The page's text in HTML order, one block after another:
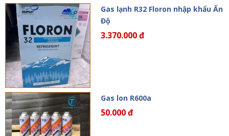
Gas lạnh R32 Floron nhập khẩu Ấn
Độ
3.370.000 đ
Gas lon R600a
50.000 đ